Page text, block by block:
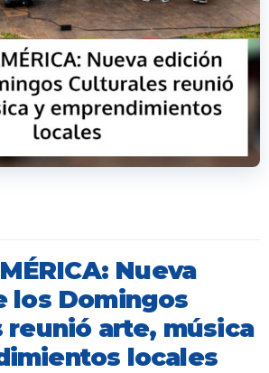
Nueva
los Domingos
reunió arte, música
locales